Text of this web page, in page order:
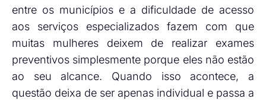
entre os municípios e a dificuldade de acesso
aos serviços especializados fazem com que
muitas mulheres deixem de realizar exames
preventivos simplesmente porque eles não estão
ao seu alcance. Quando isso acontece, a
questão deixa de ser apenas individual e passa a